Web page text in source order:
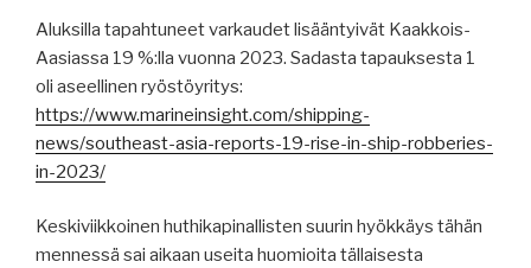
Aluksilla tapahtuneet varkaudet lisääntyivät Kaakkois-
Aasiassa 19 %:lla vuonna 2023. Sadasta tapauksesta 1
oli aseellinen ryöstöyritys:
https://www.marineinsight.com/shipping-
news/southeast-asia-reports-19-rise-in-ship-robberies-
in-2023/
Keskiviikkoinen huthikapinallisten suurin hyökkäys tähän
mennessä sai aikaan useita huomioita tällaisesta